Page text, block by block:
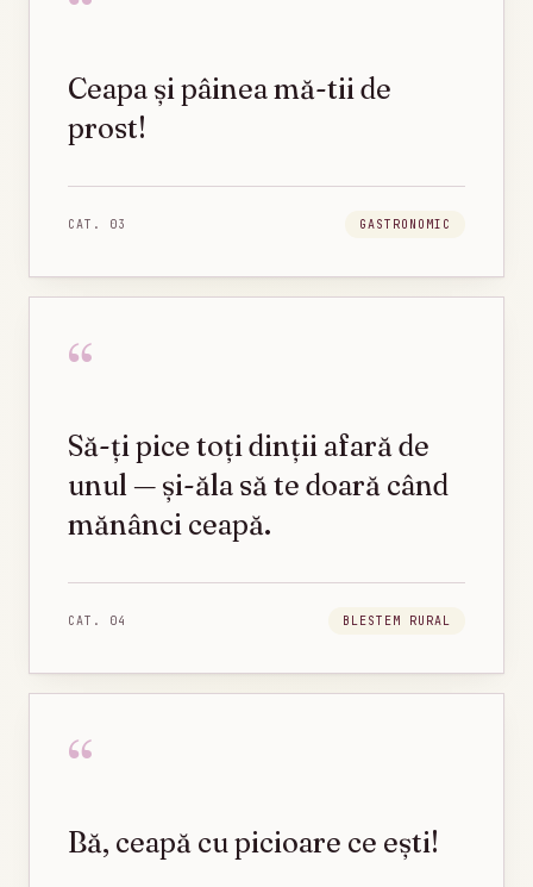
Ceapa și pâinea mă-tii de
prost!
CAT. 03 GASTRONOMIC
“
Să-ți pice toți dinții afară de
unul — și-ăla să te doară când
mănânci ceapă.
CAT. 04 BLESTEM RURAL
“
Bă, ceapă cu picioare ce ești!